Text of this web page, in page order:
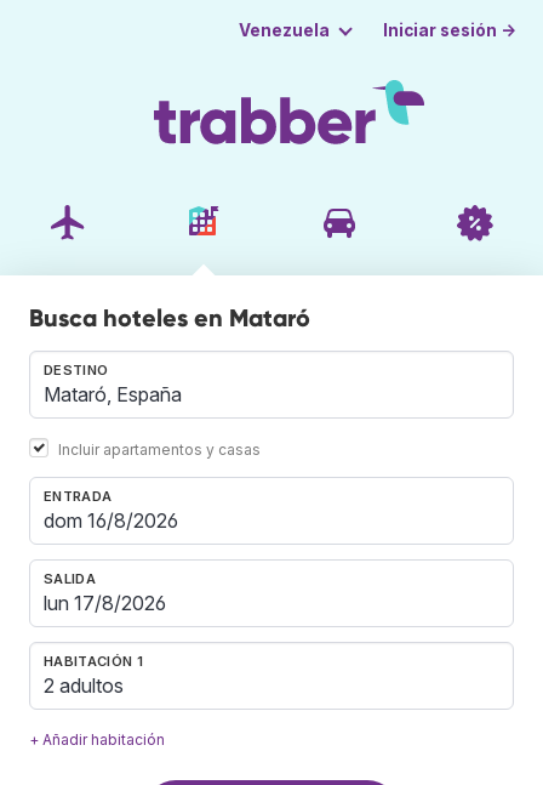
Venezuela Iniciar sesión →
Busca hoteles en Mataró
DESTINO
Incluir apartamentos y casas
ENTRADA
SALIDA
HABITACIÓN 1
2 adultos
+ Añadir habitación